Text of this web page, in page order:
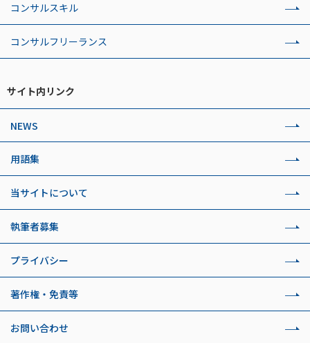
コンサルスキル
コンサルフリーランス
サイト内リンク
NEWS
用語集
当サイトについて
執筆者募集
プライバシー
著作権・免責等
お問い合わせ